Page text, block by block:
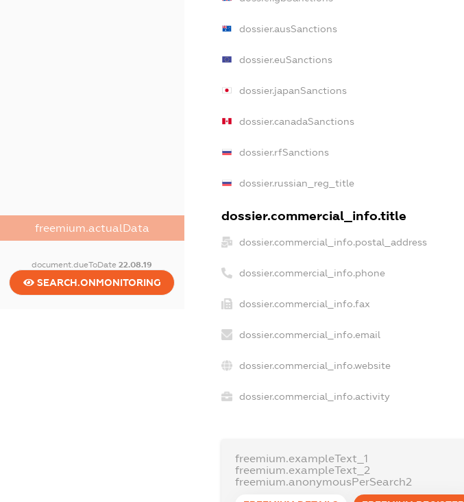
freemium.actualData
document.dueToDate22.08.19
SEARCH.ONMONITORING
dossier.ausSanctions
dossier.euSanctions
dossier.japanSanctions
dossier.canadaSanctions
dossier.rfSanctions
dossier.russian_reg_title
dossier.commercial_info.title
dossier.commercial_info.postal_address
dossier.commercial_info.phone
dossier.commercial_info.fax
dossier.commercial_info.email
dossier.commercial_info.website
dossier.commercial_info.activity
freemium.exampleText_1
freemium.exampleText_2
freemium.anonymousPerSearch2